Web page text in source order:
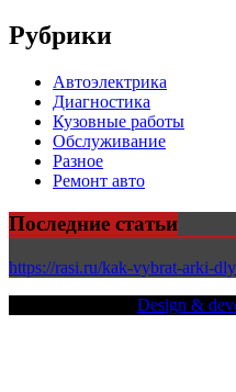
Рубрики
Автоэлектрика
Диагностика
Кузовные работы
Обслуживание
Разное
Ремонт авто
Последние статьи
https://rasi.ru/kak-vybrat-arki-
Design &